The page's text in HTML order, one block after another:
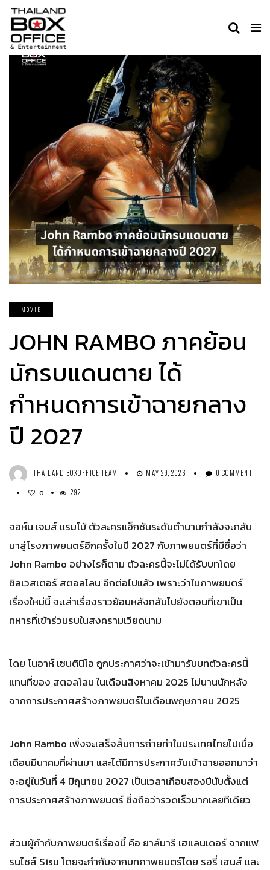
MOVIE
JOHN RAMBO ภาคย้อน
นักรบแดนตาย ได้
กำหนดการเข้าฉายกลาง
ปี 2027
THAILAND BOXOFFICE TEAM MAY 29, 2026 0 COMMENT
0 292
จอห์น เจมส์ แรมโบ้ ตัวละครแอ็กชันระดับตำนานกำลังจะกลับ
มาสู่โรงภาพยนตร์อีกครั้งในปี 2027 กับภาพยนตร์ที่มีชื่อว่า
John Rambo อย่างไรก็ตาม ตัวละครนี้จะไม่ได้รับบทโดย
ซิลเวสเตอร์ สตอลโลน อีกต่อไปแล้ว เพราะว่าในภาพยนตร์
เรื่องใหม่นี้ จะเล่าเรื่องราวย้อนหลังกลับไปยังตอนที่เขาเป็น
ทหารที่เข้าร่วมรบในสงครามเวียดนาม
โดย โนอาห์ เซนตินีโอ ถูกประกาศว่าจะเข้ามารับบทตัวละครนี้
แทนที่ของ สตอลโลน ในเดือนสิงหาคม ​2025 ไม่นานนักหลัง
จากการประกาศสร้างภาพยนตร์ในเดือนพฤษภาคม 2025
John Rambo เพิ่งจะเสร็จสิ้นการถ่ายทำในประเทศไทยไปเมื่อ
เดือนมีนาคมที่ผ่านมา และได้มีการประกาศวันเข้าฉายออกมาว่า
จะอยู่ในวันที่ 4 มิถุนายน 2027 เป็นเวลาเกือบสองปีนับตั้งแต่
การประกาศสร้างภาพยนตร์ ซึ่งถือว่ารวดเร็วมากเลยทีเดียว
ส่วนผู้กำกับภาพยนตร์เรื่องนี้ คือ ยาล์มารี เฮแลนเดอร์ จากแฟ
รนไชส์ Sisu โดยจะกำกับจากบทภาพยนตร์โดย รอรี่ เฮนส์ และ